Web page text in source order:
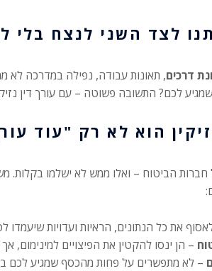
לצד השני לנצח בלי
דרכים, תאונות עבודה, נפילה במדרכה לא
לכם? התשובה פשוטה – עם עורך דין
הוא לא רק "עוד
הביטוח – ואלו ממש לא ישלמו בקלות.
את כל הנתונים, הראיות ועדויות שיעמדו
– הן ינסו להקטין את הפיצויים למינימום,
– לא מתפשרים על פחות מהכסף שמגיע לכם